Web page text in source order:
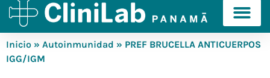
Inicio » Autoinmunidad » PREF BRUCELLA ANTICUERPOS
IGG/IGM